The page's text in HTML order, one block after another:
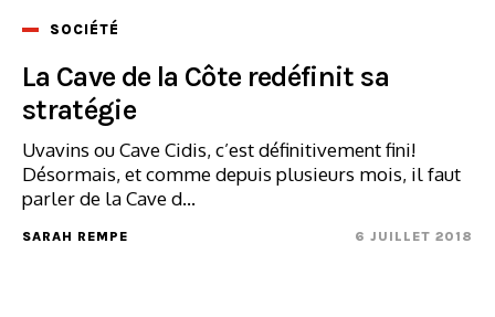
SOCIÉTÉ
La Cave de la Côte redéfinit sa
stratégie
Uvavins ou Cave Cidis, c’est définitivement fini!
Désormais, et comme depuis plusieurs mois, il faut
parler de la Cave d...
SARAH REMPE 6 JUILLET 2018